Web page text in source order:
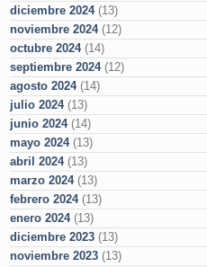
diciembre 2024(13)
noviembre 2024(12)
octubre 2024(14)
septiembre 2024(12)
agosto 2024(14)
julio 2024(13)
junio 2024(14)
mayo 2024(13)
abril 2024(13)
marzo 2024(13)
febrero 2024(13)
enero 2024(13)
diciembre 2023 (13)
noviembre 2023 (13)